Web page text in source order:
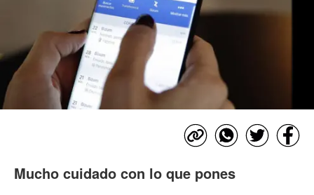
Mucho cuidado con lo que pones